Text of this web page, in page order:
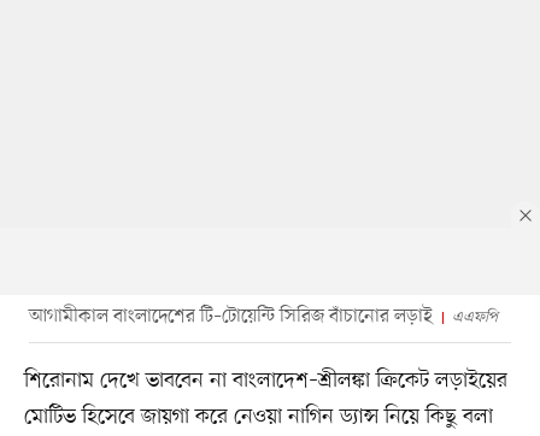
আগামীকাল বাংলাদেশের টি–টোয়েন্টি সিরিজ বাঁচানোর লড়াই এএফপি
শিরোনাম দেখে ভাববেন না বাংলাদেশ–শ্রীলঙ্কা ক্রিকেট লড়াইয়ের
মোটিভ হিসেবে জায়গা করে নেওয়া নাগিন ড্যান্স নিয়ে কিছু বলা